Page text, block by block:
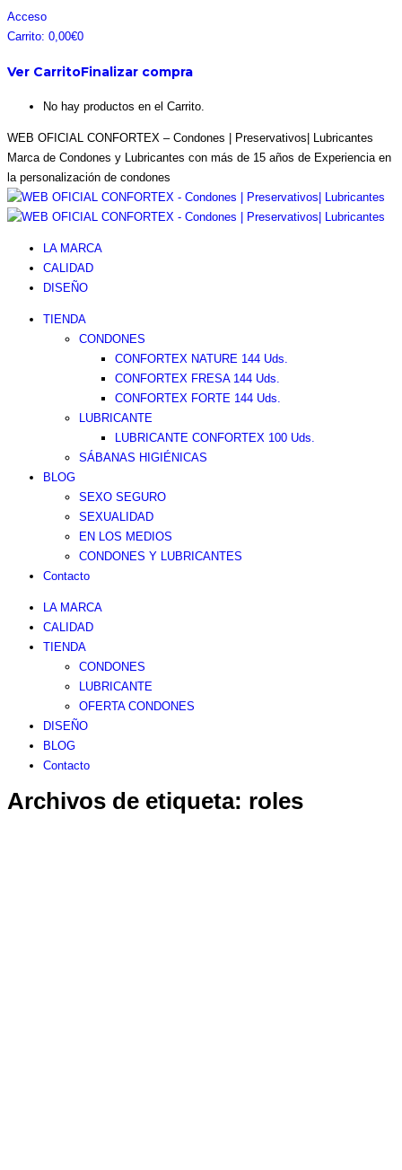
Saltar
al
Facebook
page
in
Instagram
page
in
Pinterest
page
in
Twitter
page
in
Acceso
Carrito: 0,00€0
Ver CarritoFinalizar compra
No hay productos en el Carrito.
WEB OFICIAL CONFORTEX – Condones | Preservativos| Lubricantes
Marca de Condones y Lubricantes con más de 15 años de Experiencia en
la personalización de condones
LA MARCA
CALIDAD
DISEÑO
TIENDA
CONDONES
CONFORTEX NATURE 144 Uds.
CONFORTEX FRESA 144 Uds.
CONFORTEX FORTE 144 Uds.
LUBRICANTE
LUBRICANTE CONFORTEX 100 Uds.
SÁBANAS HIGIÉNICAS
BLOG
SEXO SEGURO
SEXUALIDAD
EN LOS MEDIOS
CONDONES Y LUBRICANTES
Contacto
LA MARCA
CALIDAD
TIENDA
CONDONES
LUBRICANTE
OFERTA CONDONES
DISEÑO
BLOG
Contacto
Archivos de etiqueta: roles